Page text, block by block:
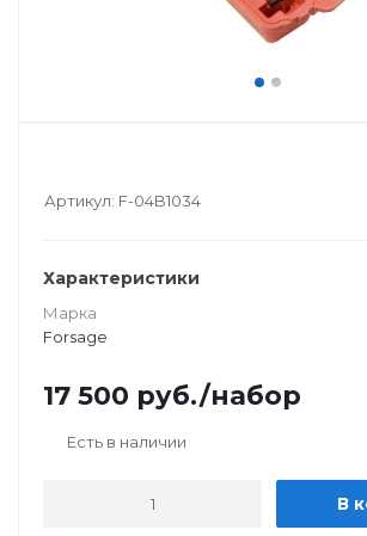
Артикул: F-04B1034
Характеристики
Марка
Forsage
17 500 руб./набор
Есть в наличии
В